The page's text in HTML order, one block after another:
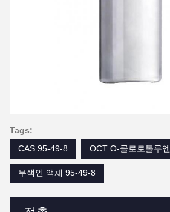
Tags:
CAS 95-49-8
OCT O-클로로톨루엔
무색인 액체 95-49-8